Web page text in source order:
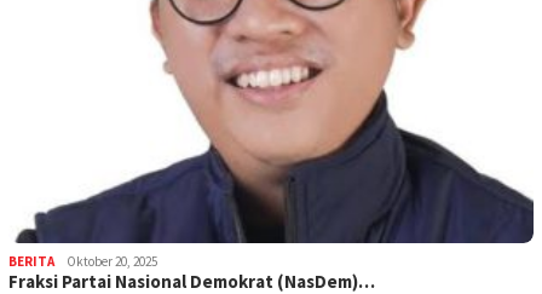
BERITA Oktober 20, 2025
Fraksi Partai Nasional Demokrat (NasDem)…